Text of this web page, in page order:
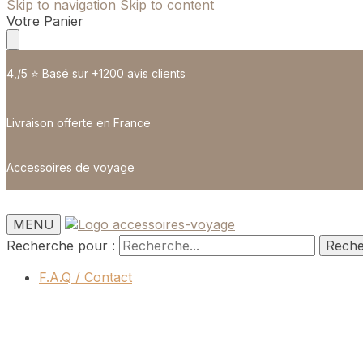
Skip to navigation Skip to content
Votre Panier
4,/5 ⭐️ Basé sur +1200 avis clients
Livraison offerte en France
Accessoires de voyage
MENU
Recherche pour :
F.A.Q / Contact